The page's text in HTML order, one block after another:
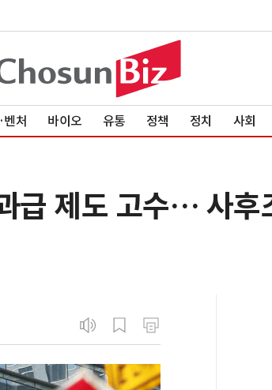
벤처 바이오 유통 정책 정치 사회
급 제도 고수… 사후